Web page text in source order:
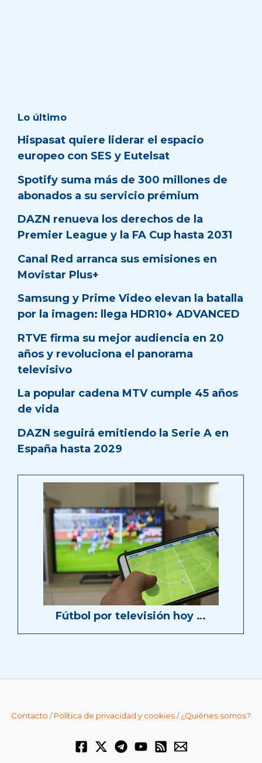
Lo último
Hispasat quiere liderar el espacio
europeo con SES y Eutelsat
Spotify suma más de 300 millones de
abonados a su servicio prémium
DAZN renueva los derechos de la
Premier League y la FA Cup hasta 2031
Canal Red arranca sus emisiones en
Movistar Plus+
Samsung y Prime Video elevan la batalla
por la imagen: llega HDR10+ ADVANCED
RTVE firma su mejor audiencia en 20
años y revoluciona el panorama
televisivo
La popular cadena MTV cumple 45 años
de vida
DAZN seguirá emitiendo la Serie A en
España hasta 2029
Fútbol por televisión hoy …
Contacto /Política de privacidad y cookies/¿Quiénes somos?